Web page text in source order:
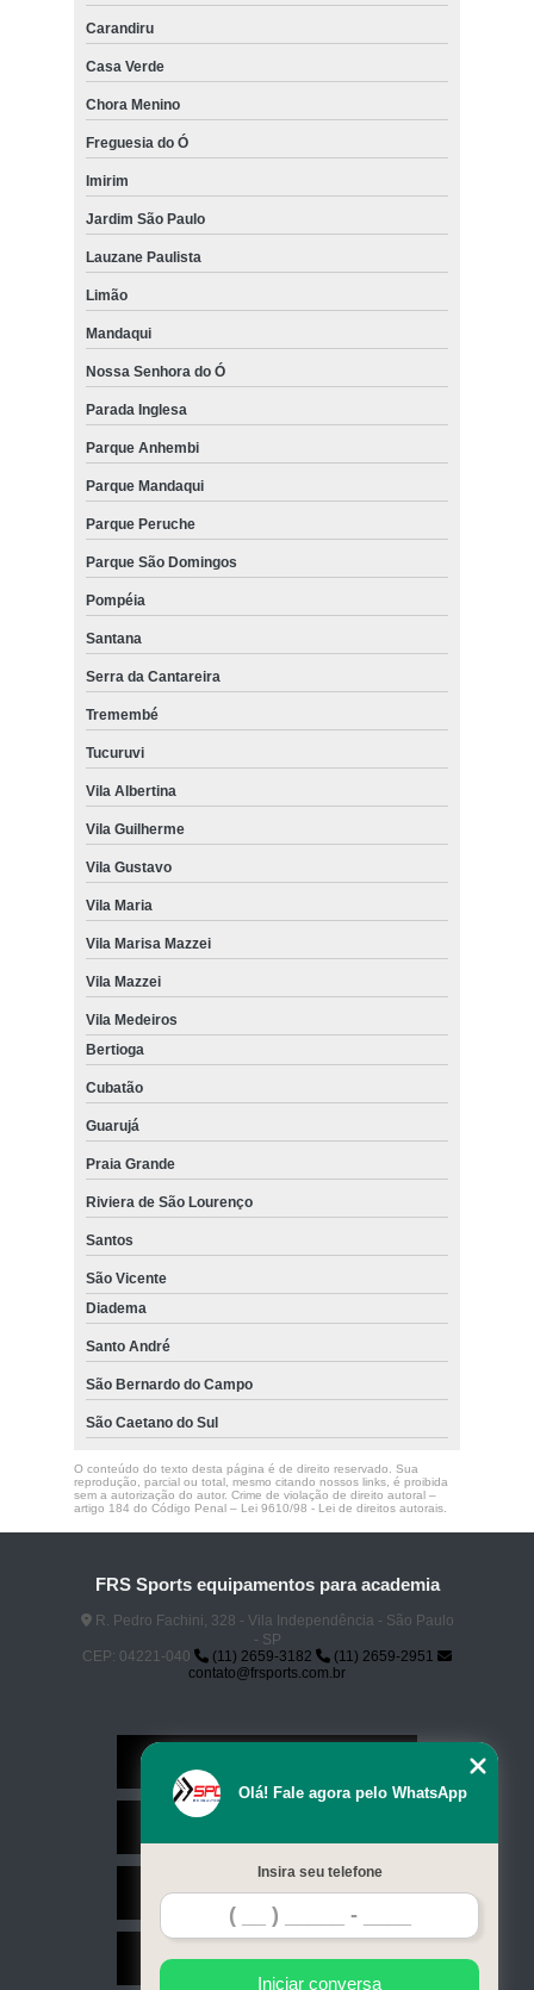
Carandiru
Casa Verde
Chora Menino
Freguesia do Ó
Imirim
Jardim São Paulo
Lauzane Paulista
Limão
Mandaqui
Nossa Senhora do Ó
Parada Inglesa
Parque Anhembi
Parque Mandaqui
Parque Peruche
Parque São Domingos
Pompéia
Santana
Serra da Cantareira
Tremembé
Tucuruvi
Vila Albertina
Vila Guilherme
Vila Gustavo
Vila Maria
Vila Marisa Mazzei
Vila Mazzei
Vila Medeiros
Bertioga
Cubatão
Guarujá
Praia Grande
Riviera de São Lourenço
Santos
São Vicente
Diadema
Santo André
São Bernardo do Campo
São Caetano do Sul
O conteúdo do texto desta página é de direito reservado. Sua
reprodução, parcial ou total, mesmo citando nossos links, é proibida
sem a autorização do autor. Crime de violação de direito autoral –
artigo 184 do Código Penal – Lei 9610/98 - Lei de direitos autorais.
FRS Sports equipamentos para academia
R. Pedro Fachini, 328 - Vila Independência - São Paulo
- SP
CEP: 04221-040
(11) 2659-3182
(11) 2659-2951
contato@frsports.com.br
Contato
Mapa do site
Olá! Fale agora pelo WhatsApp
Insira seu telefone
Iniciar conversa